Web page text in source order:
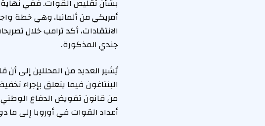
أمريكي من ألمانيا، وهي خطة
جندي المذكورة.
يُشير العديد من المحللين إلى أن
أعداد القوات في أوروبا إلى ما دون 76 ألف جندي لأكثر من 45 يومًا، إلا في حال استيفاء